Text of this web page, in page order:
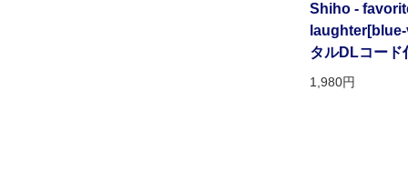
Shiho -
タルDLコード
1,980円